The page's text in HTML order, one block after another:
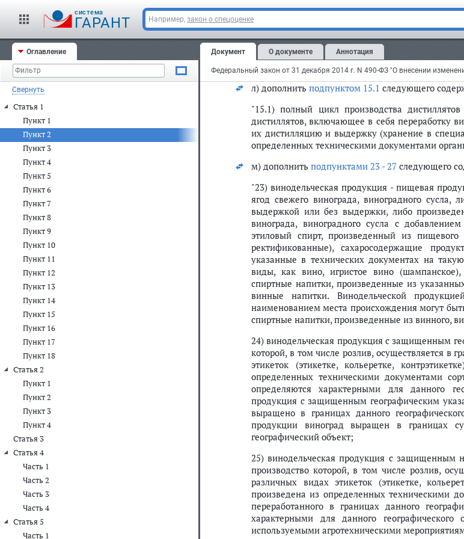
cистема
ГАРАНТ Например, закон о спецоценке
Оглавление
Свернуть
Статья 1
Пункт 1
Пункт 2
Пункт 3
Пункт 4
Пункт 5
Пункт 6
Пункт 7
Пункт 8
Пункт 9
Пункт 10
Пункт 11
Пункт 12
Пункт 13
Пункт 14
Пункт 15
Пункт 16
Пункт 17
Пункт 18
Статья 2
Пункт 1
Пункт 2
Пункт 3
Пункт 4
Статья 3
Статья 4
Часть 1
Часть 2
Часть 3
Часть 4
Статья 5
Часть 1
Документ О документе Аннотация
"13.4) виноградное сусло - пищевое сырье с
продукции, получаемое из ягод свежего
дробления, отделения гребней, стекания,
к) вподпункте 15слово "организацией"
л) дополнить подпунктом 15.1 следующего
"15.1) полный цикл производства
дистиллятов, включающее в себя переработку
их дистилляцию и выдержку (хранение в
определенных техническими документами
м) дополнить подпунктами 23 - 27 следующего
"23) винодельческая продукция - пищевая
ягод свежего винограда, виноградного
выдержкой или без выдержки, либо
винограда, виноградного сусла с
этиловый спирт, произведенный из
ректификованные), сахаросодержащие
указанные в технических документах на
виды, как вино, игристое вино
спиртные напитки, произведенные из
винные напитки. Винодельческой
наименованием места происхождения могут
спиртные напитки, произведенные из винного,
24) винодельческая продукция с защищенным
которой, в том числе розлив, осуществляется в
этикеток (этикетке, кольеретке,
определенных техническими документами
определяются характерными для данного
продукция с защищенным географическим
выращено в границах данного
продукции виноград выращен в границах
географический объект;
25) винодельческая продукция с защищенным
производство которой, в том числе розлив,
различных видах этикеток (этикетке,
произведена из определенных техническими
переработанного в границах данного
характерными для данного
используемыми агротехническими